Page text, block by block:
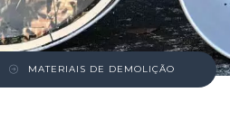
MATERIAIS DE DEMOLIÇÃO